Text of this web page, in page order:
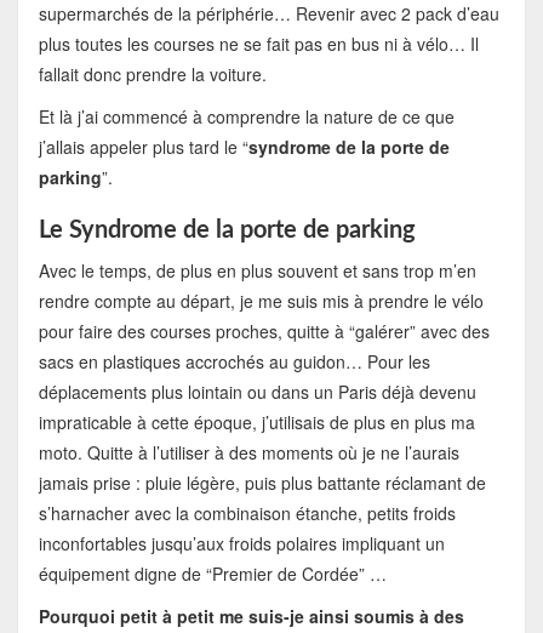
supermarchés de la périphérie… Revenir avec 2 pack d’eau
plus toutes les courses ne se fait pas en bus ni à vélo… Il
fallait donc prendre la voiture.
Et là j’ai commencé à comprendre la nature de ce que
j’allais appeler plus tard le “syndrome de la porte de
parking”.
Le Syndrome de la porte de parking
Avec le temps, de plus en plus souvent et sans trop m’en
rendre compte au départ, je me suis mis à prendre le vélo
pour faire des courses proches, quitte à “galérer” avec des
sacs en plastiques accrochés au guidon… Pour les
déplacements plus lointain ou dans un Paris déjà devenu
impraticable à cette époque, j’utilisais de plus en plus ma
moto. Quitte à l’utiliser à des moments où je ne l’aurais
jamais prise : pluie légère, puis plus battante réclamant de
s’harnacher avec la combinaison étanche, petits froids
inconfortables jusqu’aux froids polaires impliquant un
équipement digne de “Premier de Cordée” …
Pourquoi petit à petit me suis-je ainsi soumis à des